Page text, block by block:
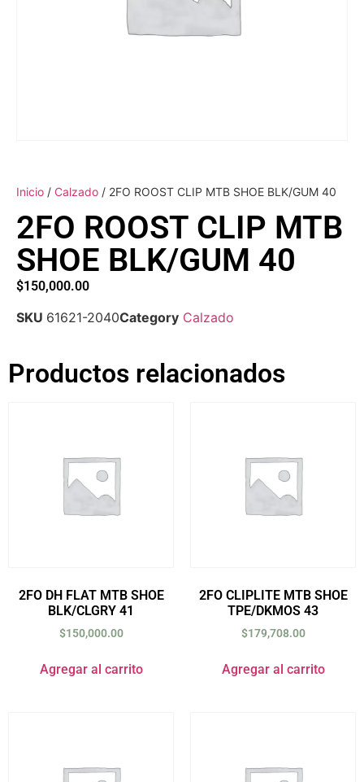
Inicio / Calzado / 2FO ROOST CLIP MTB SHOE BLK/GUM 40
2FO ROOST CLIP MTB
SHOE BLK/GUM 40
$150,000.00
SKU 61621-2040Category Calzado
Productos relacionados
2FO DH FLAT MTB SHOE
BLK/CLGRY 41
$150,000.00
Agregar al carrito
2FO CLIPLITE MTB SHOE
TPE/DKMOS 43
$179,708.00
Agregar al carrito